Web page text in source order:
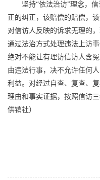
坚持“依法治访”理念，
正的纠正，该赔偿的赔偿，
对信访人反映的诉求无理的
通过法治方式处理违法上访
绝对不能让有理访信访人含
由违法行事，决不允许任何
利益。对经过自查、复查、
理由和事实证据，按照信访
供销社）